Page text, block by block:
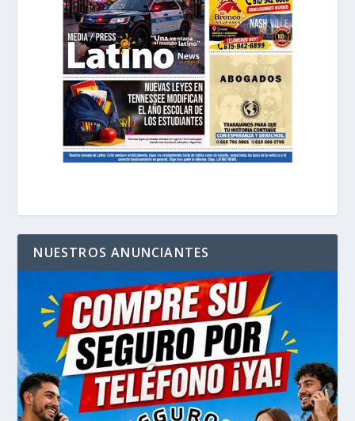
NUESTROS ANUNCIANTES